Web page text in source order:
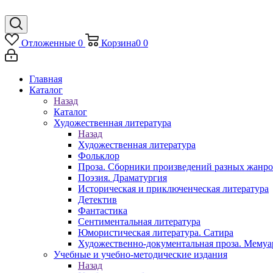
Отложенные 0 Корзина0 0
Главная
Каталог
Назад
Каталог
Художественная литература
Назад
Художественная литература
Фольклор
Проза. Сборники произведений разных
Поэзия. Драматургия
Историческая и приключенческая литература
Детектив
Фантастика
Сентиментальная литература
Юмористическая литература. Сатира
Художественно-документальная проза.
Учебные и учебно-методические издания
Назад